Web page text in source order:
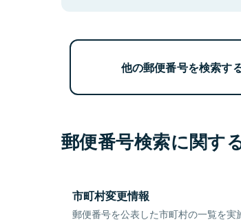
他の郵便番号を検索す
郵便番号検索に関す
市町村変更情報
郵便番号を公表した市町村の一覧を実